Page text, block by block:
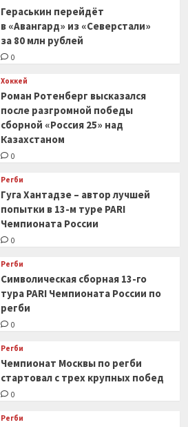
Гераськин перейдёт
в «Авангард» из «Северстали»
за 80 млн рублей
0
Хоккей
Роман Ротенберг высказался
после разгромной победы
сборной «Россия 25» над
Казахстаном
0
Регби
Гуга Хантадзе – автор лучшей
попытки в 13-м туре PARI
Чемпионата России
0
Регби
Символическая сборная 13-го
тура PARI Чемпионата России по
регби
0
Регби
Чемпионат Москвы по регби
стартовал с трех крупных побед
0
Регби